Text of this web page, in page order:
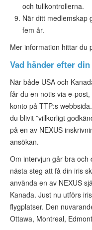
och tullkontrollerna.
När ditt medlemskap
fem år.
Mer information hittar du
Vad händer efter
När både USA och
får du en notis via e-
konto på TTP:s
du blivit ”villkorligt
på en av NEXUS
ansökan.
Om intervjun går bra och
nästa steg att få din iris
använda en av NEXUS
Kanada. Just nu utförs
flygplatser. Den
Ottawa, Montreal,